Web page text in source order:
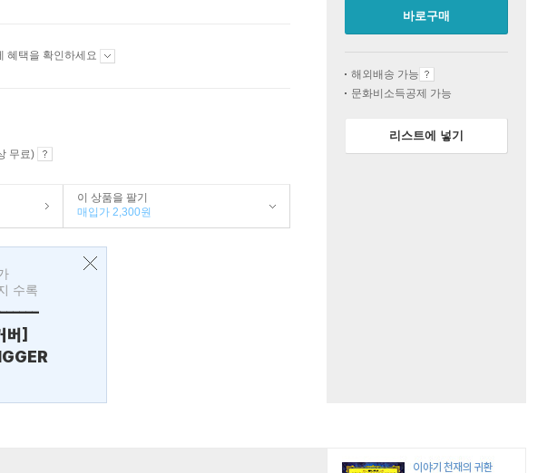
혜택을 확인하세요
무료)
이 상품을 팔기
매입가 2,300원
수록
버]
바로구매
해외배송 가능
문화비소득공제 가능
리스트에 넣기